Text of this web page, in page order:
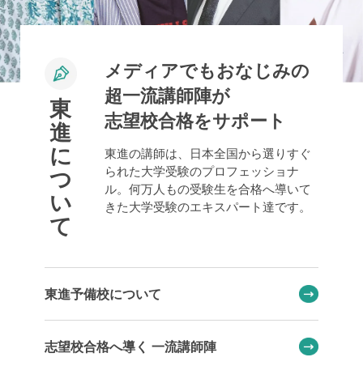
東
進
に
つ
い
て
メディアでもおなじみの
超一流講師陣が
志望校合格をサポート
東進の講師は、日本全国から選りすぐ
られた大学受験のプロフェッショナ
ル。何万人もの受験生を合格へ導いて
きた大学受験のエキスパート達です。
東進予備校について
志望校合格へ導く 一流講師陣